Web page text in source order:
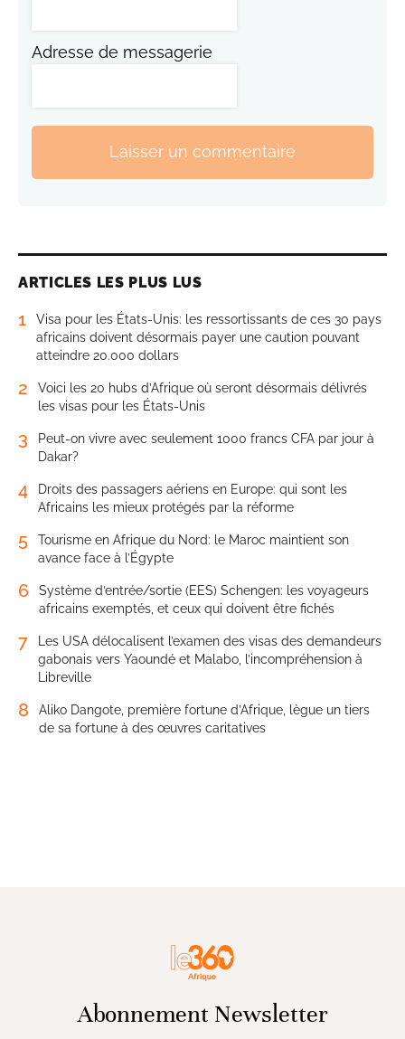
Adresse de messagerie
Laisser un commentaire
ARTICLES LES PLUS LUS
1
Visa pour les États-Unis: les ressortissants de ces 30 pays
africains doivent désormais payer une caution pouvant
atteindre 20.000 dollars
2
Voici les 20 hubs d’Afrique où seront désormais délivrés
les visas pour les États-Unis
3
Peut-on vivre avec seulement 1000 francs CFA par jour à
Dakar?
4
Droits des passagers aériens en Europe: qui sont les
Africains les mieux protégés par la réforme
5
Tourisme en Afrique du Nord: le Maroc maintient son
avance face à l’Égypte
6
Système d’entrée/sortie (EES) Schengen: les voyageurs
africains exemptés, et ceux qui doivent être fichés
7
Les USA délocalisent l’examen des visas des demandeurs
gabonais vers Yaoundé et Malabo, l’incompréhension à
Libreville
8
Aliko Dangote, première fortune d’Afrique, lègue un tiers
de sa fortune à des œuvres caritatives
Abonnement Newsletter